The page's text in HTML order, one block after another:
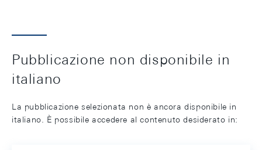
Pubblicazione non disponibile in
italiano
La pubblicazione selezionata non è ancora disponibile in
italiano. È possibile accedere al contenuto desiderato in: